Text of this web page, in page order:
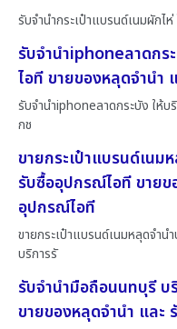
รับจำนำกระเป๋าแบรนด์เนมผักไ
รับจำนำiphoneลาดกร
ไอที ขายของหลุดจำนำ
รับจำนำiphoneลาดกระบัง ให้บ
กช
ขายกระเป๋าแบรนด์เนม
รับซื้ออุปกรณ์ไอที ขายข
อุปกรณ์ไอที
ขายกระเป๋าแบรนด์เนมหลุดจำน
บริการรั
รับจำนำมือถือนนทบุรี บ
ขายของหลุดจำนำ และ